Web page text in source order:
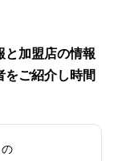
と加盟店の情報
をご紹介し時間